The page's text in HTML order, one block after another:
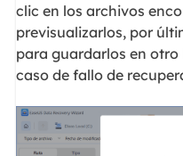
clic en los archivos
previsualizarlos, por
para guardarlos en
caso de fallo de